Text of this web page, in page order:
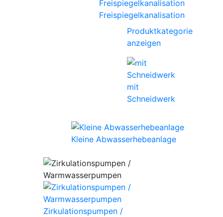
Freispiegelkanalisation
Produktkategorie
anzeigen
mit
Schneidwerk
Kleine Abwasserhebeanlage
Zirkulationspumpen /